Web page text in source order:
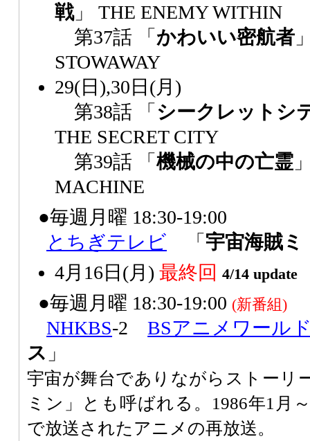
戦」 THE ENEMY WITHIN
第37話 「 かわいい密航者
STOWAWAY
29(日),30日(月)
第38話 「 シークレットシ
THE SECRET CITY
第39話 「 機械の中の亡霊
MACHINE
●毎週月曜 18:30-19:00
とちぎテレビ 「 宇宙海賊ミ
4月16日(月) 最終回 4/14 update
●毎週月曜 18:30-19:00 (新番組)
NHKBS-2BSアニメワール
ス 」
宇宙が舞台でありながらストーリ
ミン」とも呼ばれる。1986年1月
で放送されたアニメの再放送。